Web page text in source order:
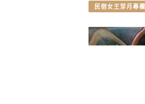
民宿女王芽月專欄